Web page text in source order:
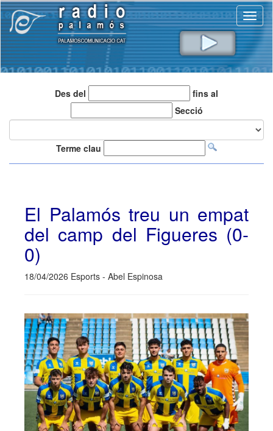
Des del
fins al
Secció
Terme clau
El Palamós treu un empat
del camp del Figueres (0-
0)
18/04/2026 Esports - Abel Espinosa